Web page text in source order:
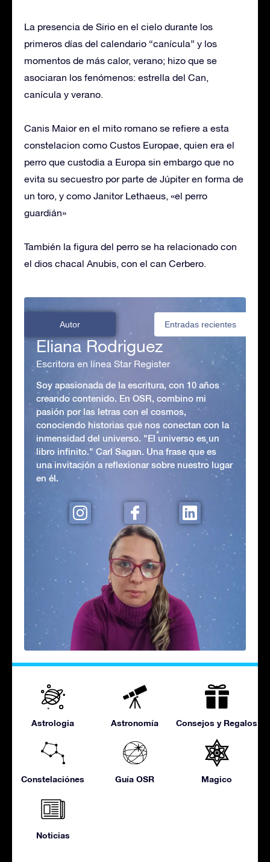
La presencia de Sirio en el cielo durante los
primeros días del calendario “canícula” y los
momentos de más calor, verano; hizo que se
asociaran los fenómenos: estrella del Can,
canícula y verano.
Canis Maior en el mito romano se refiere a esta
constelacion como Custos Europae, quien era el
perro que custodia a Europa sin embargo que no
evita su secuestro por parte de Júpiter en forma de
un toro, y como Janitor Lethaeus, «el perro
guardián»
También la figura del perro se ha relacionado con
el dios chacal Anubis, con el can Cerbero.
Autor Entradas recientes
Eliana Rodriguez
Escritora en línea Star Register
Soy apasionada de la escritura, con 10 años
creando contenido. En OSR, combino mi
pasión por las letras con el cosmos,
conociendo historias que nos conectan con la
inmensidad del universo. "El universo es un
libro infinito." Carl Sagan. Una frase que es
una invitación a reflexionar sobre nuestro lugar
en él.
Astrologia Astronomía Consejos y Regalos
Constelaciónes Guía OSR Magico
Noticias